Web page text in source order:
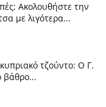
Ακολουθήστε την
με λιγότερα...
τζούντο: Ο Γ.
βάθρο...